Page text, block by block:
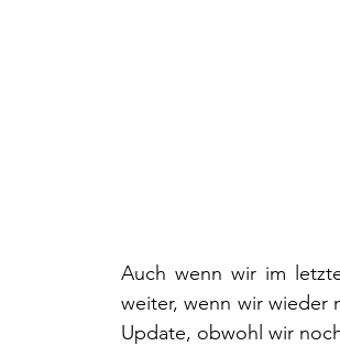
Auch wenn wir im
weiter, wenn wir
Update, obwohl wir